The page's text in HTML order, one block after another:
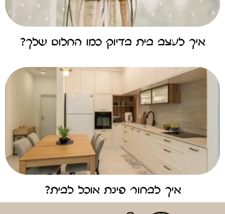
איך לעצב בית בדיוק כמו החלום שלך?
איך לבחור פינת אוכל לבית?